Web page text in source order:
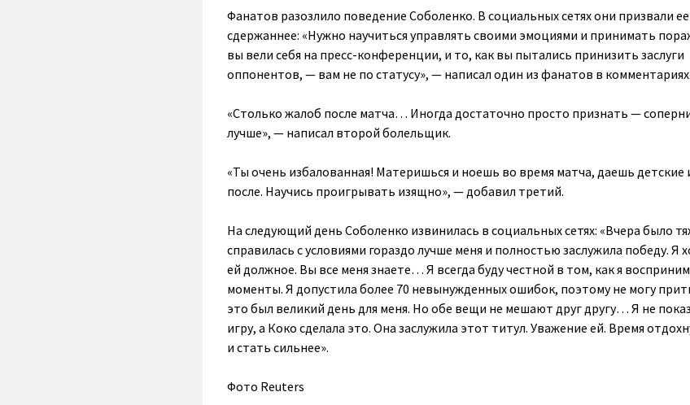
Фанатов разозлило поведение Соболенко. В социальных сетях они призвали
сдержаннее: «Нужно научиться управлять своими эмоциями и принимать
вы вели себя на пресс-конференции, и то, как вы пытались принизить заслуги
оппонентов, — вам не по статусу», — написал один из фанатов в комментариях.
«Столько жалоб после матча… Иногда достаточно просто признать —
лучше», — написал второй болельщик.
«Ты очень избалованная! Материшься и ноешь во время матча, даешь
после. Научись проигрывать изящно», — добавил третий.
На следующий день Соболенко извинилась в социальных сетях: «Вчера было
справилась с условиями гораздо лучше меня и полностью заслужила победу. Я
ей должное. Вы все меня знаете… Я всегда буду честной в том, как я
моменты. Я допустила более 70 невынужденных ошибок, поэтому не могу
это был великий день для меня. Но обе вещи не мешают друг другу… Я не
игру, а Коко сделала это. Она заслужила этот титул. Уважение ей. Время
и стать сильнее».
Фото Reuters